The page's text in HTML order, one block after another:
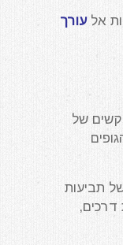
אלעורך
קשים של
תביעות
דרכים,